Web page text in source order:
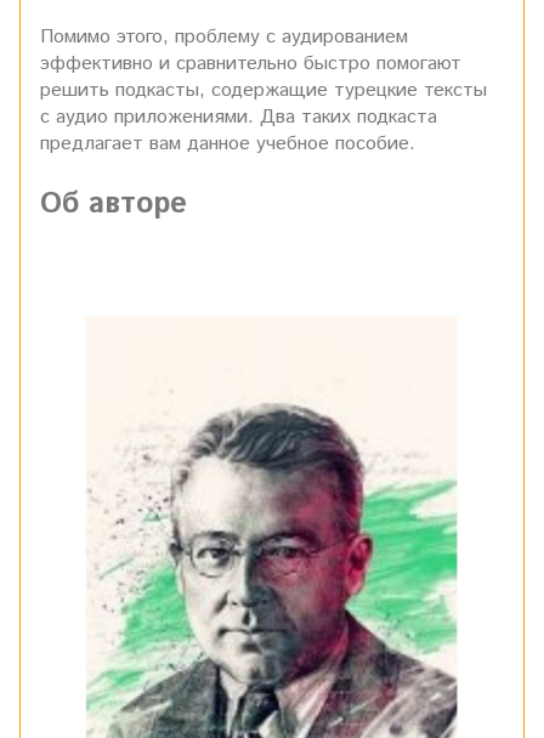
Помимо этого, проблему с аудированием
эффективно и сравнительно быстро помогают
решить подкасты, содержащие турецкие тексты
с аудио приложениями. Два таких подкаста
предлагает вам данное учебное пособие.
Об авторе